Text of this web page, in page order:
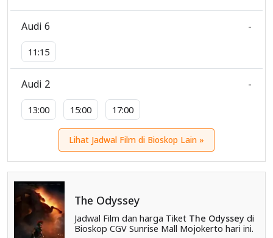
Audi 6
11:15
-
Audi 2
13:00 15:00 17:00
-
Lihat Jadwal Film di Bioskop Lain »
The Odyssey
Jadwal Film dan harga Tiket The Odysseydi
Bioskop CGV Sunrise Mall Mojokerto hari ini.